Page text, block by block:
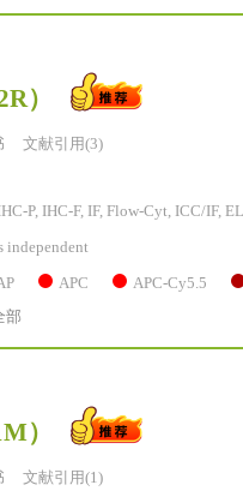
）
文献引用(3)
P, IHC-F, IF, Flow-Cyt, ICC/IF,
independent
APC APC-Cy5.5
部
）
文献引用(1)